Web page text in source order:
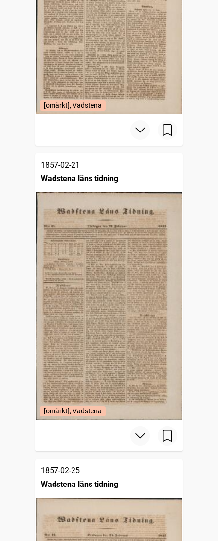
[omärkt], Vadstena
1857-02-21
Wadstena läns tidning
[omärkt], Vadstena
1857-02-25
Wadstena läns tidning